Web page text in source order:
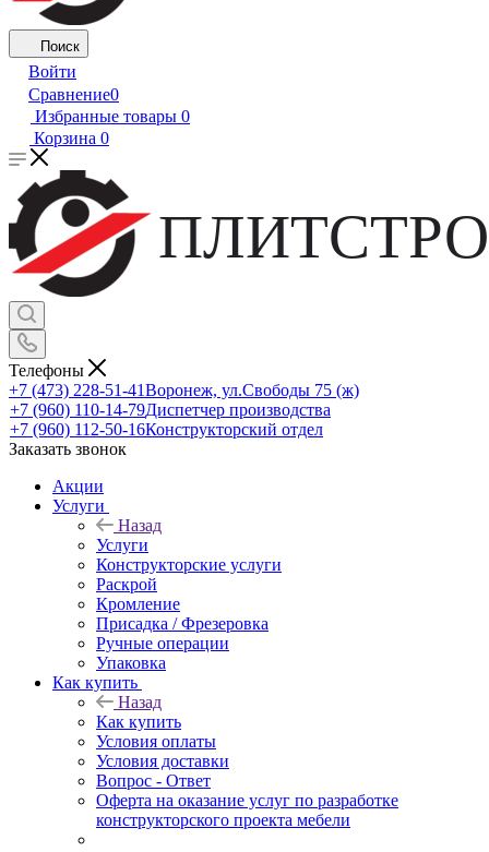
Поиск
Войти
Сравнение0
Избранные товары 0
Корзина 0
Телефоны
+7 (473) 228-51-41Воронеж, ул.Свободы 75 (ж)
+7 (960) 110-14-79Диспетчер производства
+7 (960) 112-50-16Конструкторский отдел
Заказать звонок
Акции
Услуги
Назад
Услуги
Конструкторские услуги
Раскрой
Кромление
Присадка / Фрезеровка
Ручные операции
Упаковка
Как купить
Назад
Как купить
Условия оплаты
Условия доставки
Вопрос - Ответ
Оферта на оказание услуг по разработке
конструкторского проекта мебели